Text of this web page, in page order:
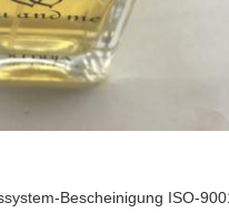
Bescheinigung ISO-